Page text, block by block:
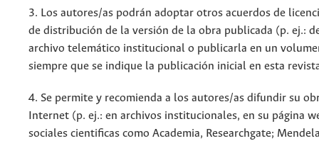
3. Los autores/as podrán adoptar otros acuerdos de
de distribución de la versión de la obra publicada (p. ej.:
archivo telemático institucional o publicarla en un
siempre que se indique la publicación inicial en esta
4. Se permite y recomienda a los autores/as difundir su
Internet (p. ej.: en archivos institucionales, en su página
sociales cientificas como Academia, Researchgate;